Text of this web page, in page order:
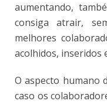
aumentando,
consiga atrair,
melhores
acolhidos, inseridos
O aspecto humano
caso os